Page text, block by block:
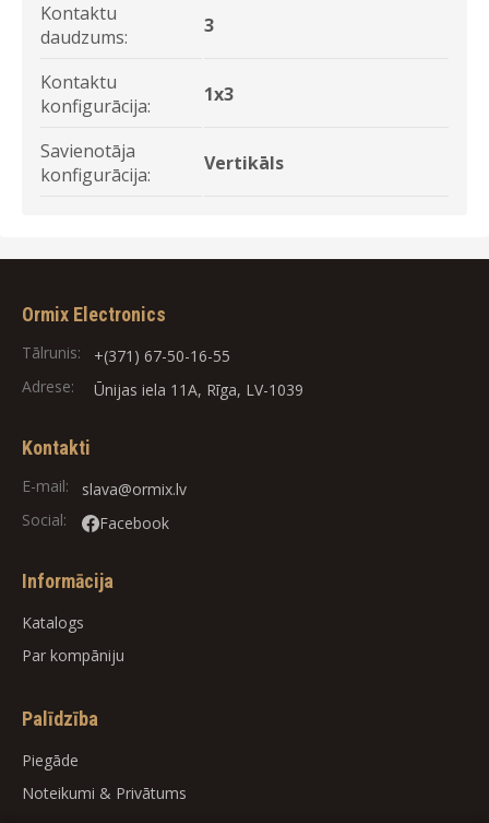
Kontaktu
daudzums:
3
Kontaktu
konfigurācija:
1x3
Savienotāja
konfigurācija:
Vertikāls
Ormix Electronics
Tālrunis:
+(371) 67-50-16-55
Adrese:
Ūnijas iela 11A, Rīga, LV-1039
Kontakti
E-mail:
slava@ormix.lv
Social:
Facebook
Informācija
Katalogs
Par kompāniju
Palīdzība
Piegāde
Noteikumi & Privātums